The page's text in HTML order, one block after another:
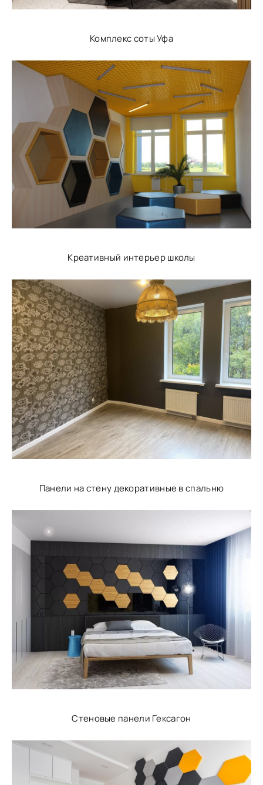
Комплекс соты Уфа
Креативный интерьер школы
Панели на стену декоративные в спальню
Стеновые панели Гексагон